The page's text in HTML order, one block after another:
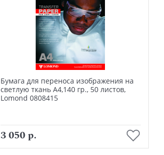
Бумага для переноса изображения на
светлую ткань А4,140 гр., 50 листов,
Lomond 0808415
3 050 р.